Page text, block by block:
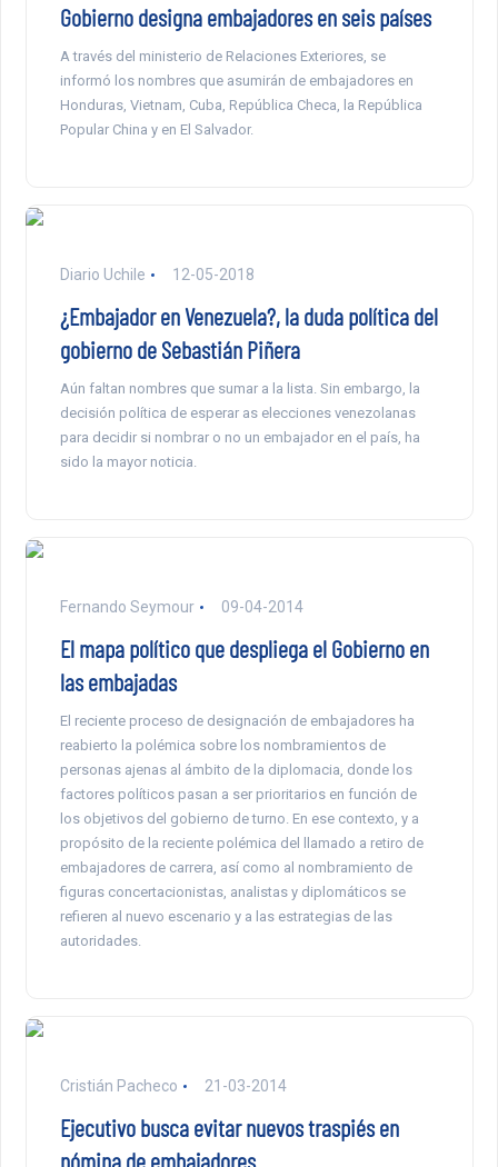
Gobierno designa embajadores en seis países
A través del ministerio de Relaciones Exteriores, se
informó los nombres que asumirán de embajadores en
Honduras, Vietnam, Cuba, República Checa, la República
Popular China y en El Salvador.
Diario Uchile 12-05-2018
¿Embajador en Venezuela?, la duda política del
gobierno de Sebastián Piñera
Aún faltan nombres que sumar a la lista. Sin embargo, la
decisión política de esperar as elecciones venezolanas
para decidir si nombrar o no un embajador en el país, ha
sido la mayor noticia.
Fernando Seymour 09-04-2014
El mapa político que despliega el Gobierno en
las embajadas
El reciente proceso de designación de embajadores ha
reabierto la polémica sobre los nombramientos de
personas ajenas al ámbito de la diplomacia, donde los
factores políticos pasan a ser prioritarios en función de
los objetivos del gobierno de turno. En ese contexto, y a
propósito de la reciente polémica del llamado a retiro de
embajadores de carrera, así como al nombramiento de
figuras concertacionistas, analistas y diplomáticos se
refieren al nuevo escenario y a las estrategias de las
autoridades.
Cristián Pacheco 21-03-2014
Ejecutivo busca evitar nuevos traspiés en
nómina de embajadores